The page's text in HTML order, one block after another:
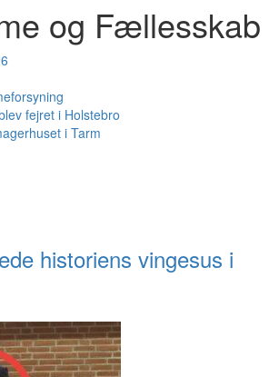
og Fællesskab
fejret i Holstebro
i Tarm
historiens vingesus i